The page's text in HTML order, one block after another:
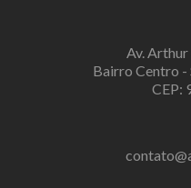
Av. Arthur
Bairro Centro -
CEP: